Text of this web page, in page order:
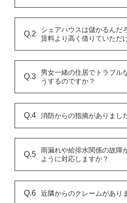
シェアハウスは儲かるんだ
賃料より高く借りていただ
男女一緒の住居でトラブル
うするのですか？
消防からの指摘がありまし
雨漏れや給排水関係の故障
ように対応しますか？
近隣からのクレームがあり